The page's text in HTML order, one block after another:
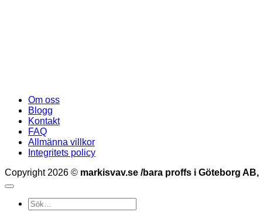
Om oss
Blogg
Kontakt
FAQ
Allmänna villkor
Integritets policy
Copyright 2026 © markisvav.se /bara proffs i Göteborg AB,
Sök